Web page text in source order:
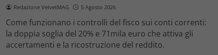
Redazione VelvetMAG 5 Agosto 2026
Come funzionano i controlli del fisco sui conti correnti:
la doppia soglia del 20% e 71mila euro che attiva gli
accertamenti e la ricostruzione del reddito.